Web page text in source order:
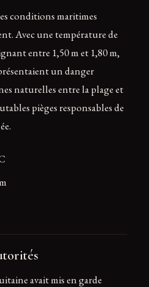
conditions maritimes
Avec une température de
entre 1,50 m et 1,80 m,
un danger
naturelles entre la plage et
pièges responsables de
avait mis en garde